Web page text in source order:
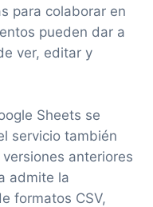
para colaborar en
pueden dar a
ver, editar y
Sheets se
servicio también
anteriores
admite la
formatos CSV,